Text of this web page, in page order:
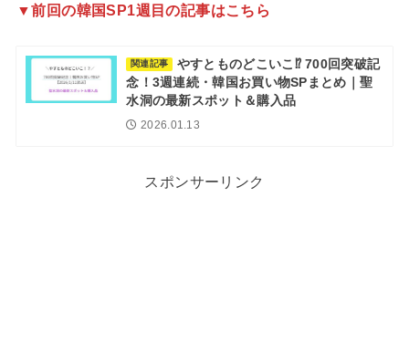
▼前回の韓国SP1週目の記事はこちら
関連記事
やすとものどこいこ⁉︎ 700回突破記
念！3週連続・韓国お買い物SPまとめ｜聖
水洞の最新スポット＆購入品
2026.01.13
スポンサーリンク